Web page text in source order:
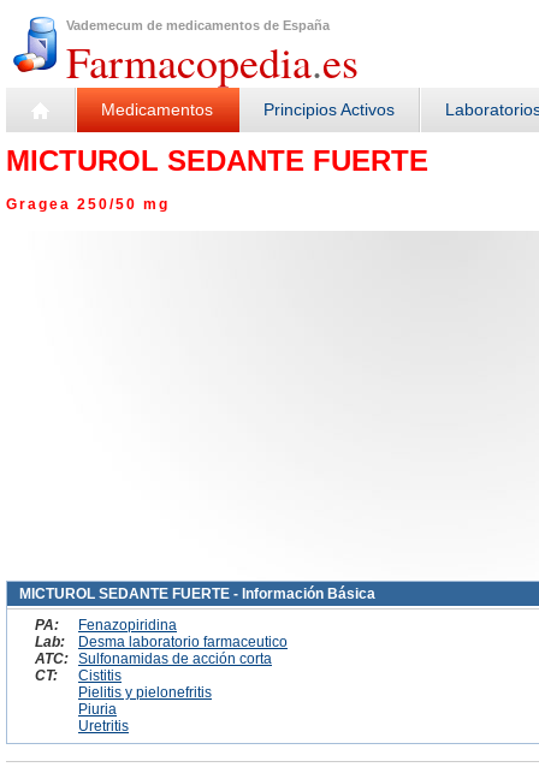
Vademecum de medicamentos de España
Farmacopedia.es
Medicamentos Principios Activos
MICTUROL SEDANTE FUERTE
Gragea 250/50 mg
MICTUROL SEDANTE FUERTE - Información Básica
PA:
Fenazopiridina
Lab:
Desma laboratorio farmaceutico
ATC: Sulfonamidas de acción corta
CT:
Cistitis
Pielitis y pielonefritis
Piuria
Uretritis